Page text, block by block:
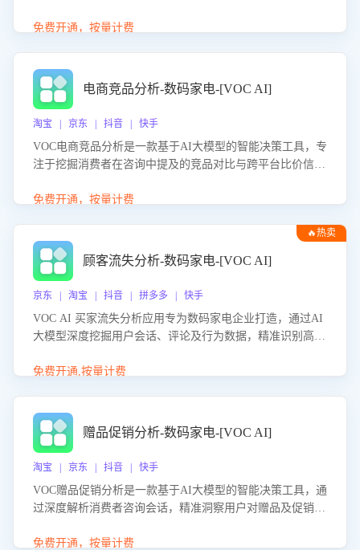
化策略，助力商家利用国补政策提升GMV。
免费开通，按量计费
电商竞品分析-数码家电-[VOC AI]
淘宝 | 京东 | 抖音 | 快手
VOC电商竞品分析是一款基于AI大模型的智能决策工具，专
注于挖掘消费者在咨询中提及的竞品对比与跨平台比价信
商品信息，进行多维度交叉对比，并分析消费者的比价行
企业优化营销话术、突出产品与服务优势，有效提升咨询转
化率，避免陷入单纯价格竞争，实现精准扬长避短。
免费开通，按量计费
🔥热卖
顾客流失分析-数码家电-[VOC AI]
京东 | 淘宝 | 抖音 | 拼多多 | 快手
VOC AI 买家流失分析应用专为数码家电企业打造，通过AI
大模型深度挖掘用户会话、评论及行为数据，精准识别高流
应延迟、竞品价格冲击等。系统自动输出可落地的挽回策
免费开通,按量计费
赠品促销分析-数码家电-[VOC AI]
淘宝 | 京东 | 抖音 | 快手
VOC赠品促销分析是一款基于AI大模型的智能决策工具，通
过深度解析消费者咨询会话，精准洞察用户对赠品及促销政
销诉求，帮助企业制定个性化赠品组合策略，优化资源投放
免费开通，按量计费